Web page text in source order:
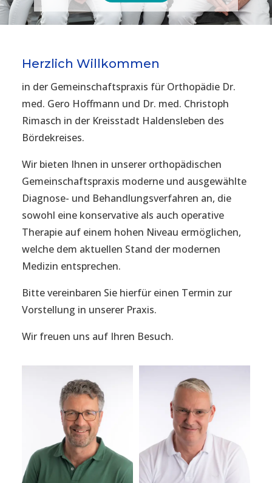
Herzlich Willkommen
in der Gemeinschaftspraxis für Orthopädie Dr.
med. Gero Hoffmann und Dr. med. Christoph
Rimasch in der Kreisstadt Haldensleben des
Bördekreises.
Wir bieten Ihnen in unserer orthopädischen
Gemeinschaftspraxis moderne und ausgewählte
Diagnose- und Behandlungsverfahren an, die
sowohl eine konservative als auch operative
Therapie auf einem hohen Niveau ermöglichen,
welche dem aktuellen Stand der modernen
Medizin entsprechen.
Bitte vereinbaren Sie hierfür einen Termin zur
Vorstellung in unserer Praxis.
Wir freuen uns auf Ihren Besuch.